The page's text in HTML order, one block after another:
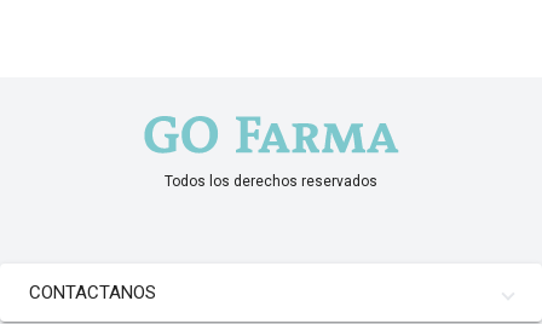
Todos los derechos reservados
CONTACTANOS